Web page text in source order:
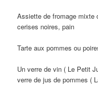
Assiette de fromage mixte
cerises noires, pain
Tarte aux pommes ou
Un verre de vin ( Le Petit
verre de jus de pommes (